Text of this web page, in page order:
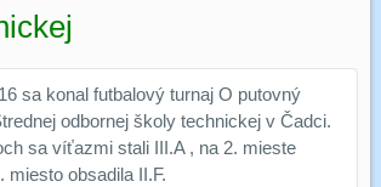
sa konal futbalový turnaj O putovný
odbornej školy technickej v Čadci.
sa víťazmi stali III.A , na 2. mieste
miesto obsadila II.F.